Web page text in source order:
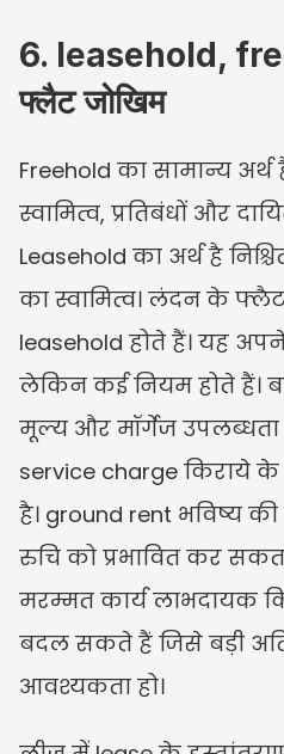
6. leasehold,
फ्लैट जोखिम
Freehold का सामान्य
स्वामित्व, प्रतिबंधों और
Leasehold का अर्थ है
का स्वामित्व। लंदन के
leasehold होते हैं। यह
लेकिन कई नियम होते हैं।
मूल्य और मॉर्गेज उपलब्धता
service charge किराये के
है। ground rent भविष्य
रुचि को प्रभावित कर
मरम्मत कार्य लाभदायक
बदल सकते हैं जिसे बड़ी
आवश्यकता हो।